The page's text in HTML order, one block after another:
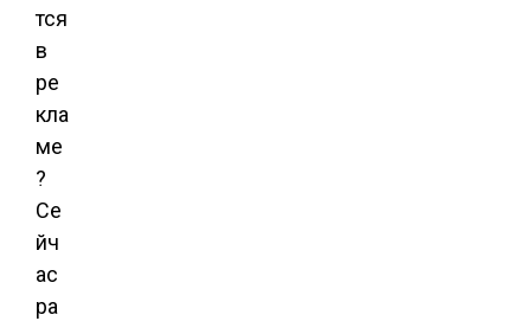
тся
в
ре
кла
ме
?
Се
йч
ас
ра